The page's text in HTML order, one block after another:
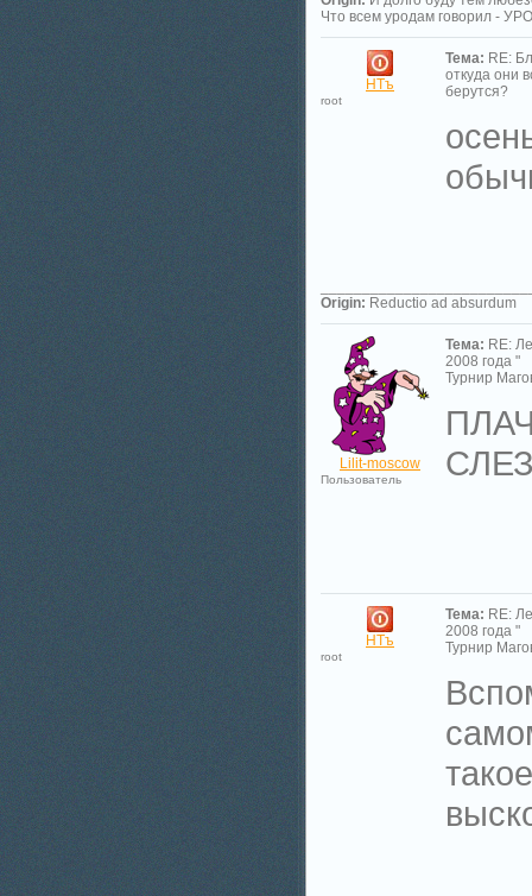
Что всем уродам говорил -
НТъ
root
Тема: RE:
откуда они
берутся?
Origin: Reductio ad absurdum
Lilit-moscow
Пользователь
Тема: RE:
2008 года "
Турнир
НТъ
root
Тема: RE:
2008 года "
Турнир